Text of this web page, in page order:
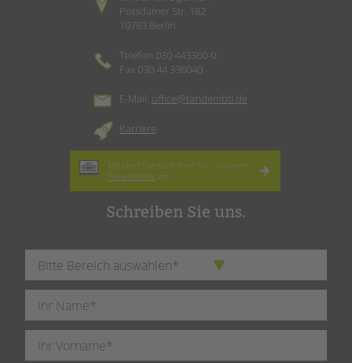
Potsdamer Str. 182
10783 Berlin
Telefon 030 443360-0
Fax 030 44 336040
E-Mail: office@tandembtl.de
Karriere
Melden Sie sich hier für unseren
Newsletter an.
Schreiben Sie uns.